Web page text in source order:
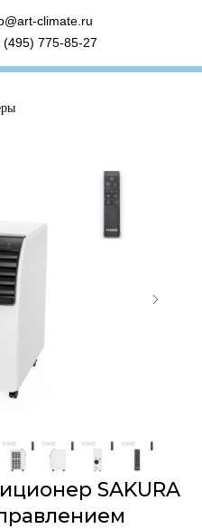
climate.ru
(495) 775-85-27
SAKURA